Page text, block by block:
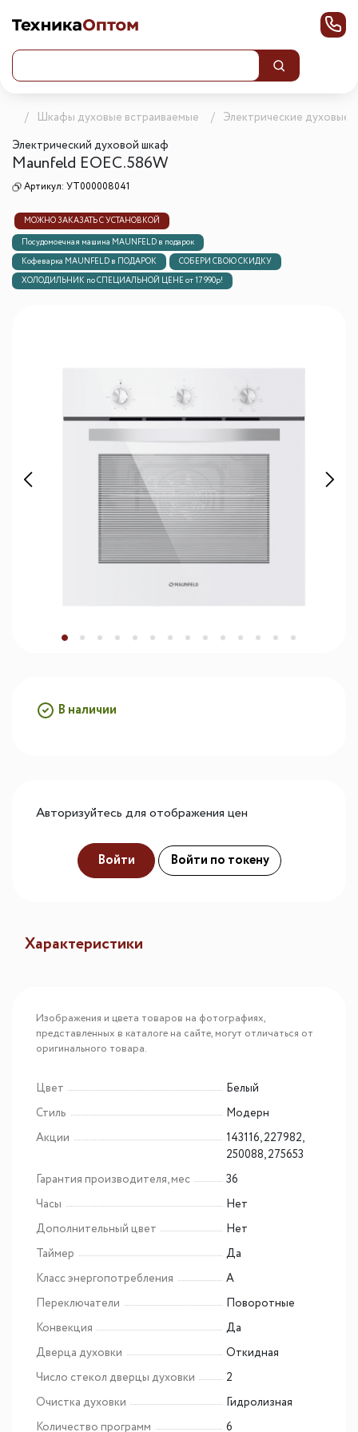
Шкафы духовые встраиваемые
Электрические духовые
Электрический духовой шкаф
Maunfeld EOEС.586W
Артикул: УТ000008041
МОЖНО ЗАКАЗАТЬ С УСТАНОВКОЙ
Посудомоечная машина MAUNFELD в подарок
Кофеварка MAUNFELD в ПОДАРОК
СОБЕРИ СВОЮ СКИДКУ
ХОЛОДИЛЬНИК по СПЕЦИАЛЬНОЙ ЦЕНЕ от 17 990р!
В наличии
Авторизуйтесь для отображения цен
Войти Войти по токену
Характеристики
Изображения и цвета товаров на фотографиях,
представленных в каталоге на сайте, могут отличаться от
оригинального товара.
Цвет
Белый
Стиль
Модерн
Акции
143116, 227982,
250088, 275653
Гарантия производителя, мес
36
Часы
Нет
Дополнительный цвет
Нет
Таймер
Да
Класс энергопотребления
A
Переключатели
Поворотные
Конвекция
Да
Дверца духовки
Откидная
Число стекол дверцы духовки
2
Очистка духовки
Гидролизная
Количество программ
6